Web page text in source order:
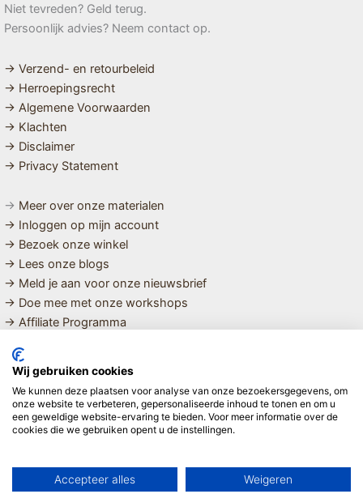
Niet tevreden? Geld terug.
Persoonlijk advies? Neem contact op.
→ Verzend- en retourbeleid
→ Herroepingsrecht
→ Algemene Voorwaarden
→ Klachten
→ Disclaimer
→ Privacy Statement
→ Meer over onze materialen
→ Inloggen op mijn account
→ Bezoek onze winkel
→ Lees onze blogs
→ Meld je aan voor onze nieuwsbrief
→ Doe mee met onze workshops
→ Affiliate Programma
MET LIEFDE SAMENGESTELDE
BIOLOGISCHE EN DUURZAME PRODUCTEN VOOR HET HELE
GEZIN
Wij gebruiken cookies
We kunnen deze plaatsen voor analyse van onze bezoekersgegevens, om
onze website te verbeteren, gepersonaliseerde inhoud te tonen en om u
een geweldige website-ervaring te bieden. Voor meer informatie over de
cookies die we gebruiken opent u de instellingen.
Accepteer alles Weigeren